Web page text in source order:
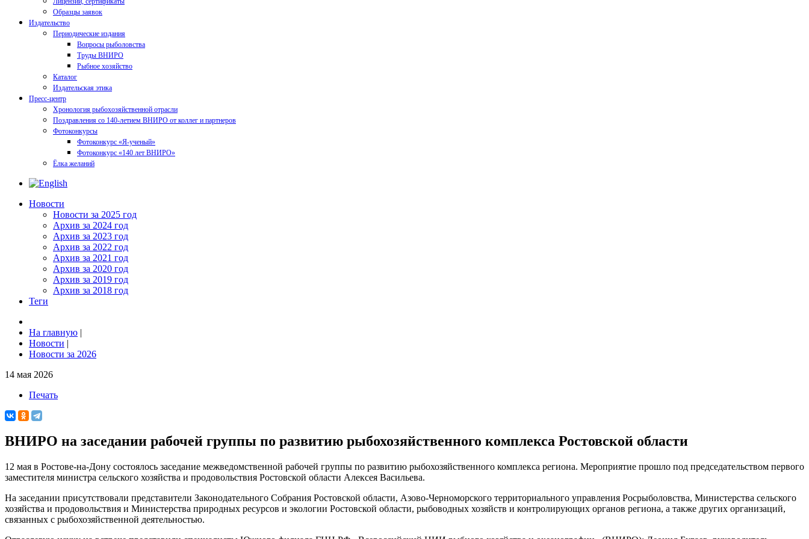
Образцы заявок
Издательство
Периодические издания
Вопросы рыболовства
Труды ВНИРО
Рыбное хозяйство
Каталог
Издательская этика
Пресс-центр
Хронология рыбохозяйственной отрасли
Поздравления со 140-летием ВНИРО от коллег и партнеров
Фотоконкурсы
Фотоконкурс «Я-ученый»
Фотоконкурс «140 лет ВНИРО»
Ёлка желаний
Новости
Новости за 2025 год
Архив за 2024 год
Архив за 2023 год
Архив за 2022 год
Архив за 2021 год
Архив за 2020 год
Архив за 2019 год
Архив за 2018 год
Теги
На главную |
Новости |
Новости за 2026
14 мая 2026
Печать
ВНИРО на заседании рабочей группы по развитию рыбохозяйственного комплекса Ростовской области
12 мая в Ростове-на-Дону состоялось заседание межведомственной рабочей группы по развитию рыбохозяйственного комплекса региона. Мероприятие прошло под председательством первого
заместителя министра сельского хозяйства и продовольствия Ростовской области Алексея Васильева.
На заседании присутствовали представители Законодательного Собрания Ростовской области, Азово-Черноморского территориального управления Росрыболовства, Министерства сельского
хозяйства и продовольствия и Министерства природных ресурсов и экологии Ростовской области, рыбоводных хозяйств и контролирующих органов региона, а также других организаций,
связанных с рыбохозяйственной деятельностью.